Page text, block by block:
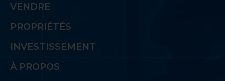
VENDRE
PROPRIÉTÉS
INVESTISSEMENT
À PROPOS